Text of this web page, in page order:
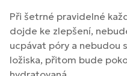
Při šetrné pravidelné
dojde ke zlepšení,
ucpávat póry a nebudou
ložiska, přitom bude